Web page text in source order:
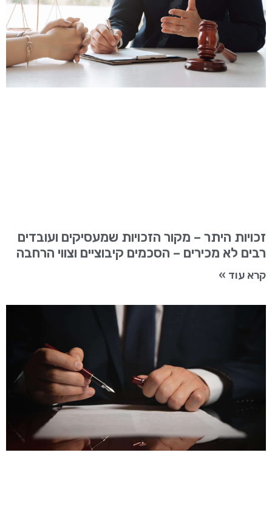
זכויות היתר – מקור הזכויות שמעסיקים ועובדים
רבים לא מכירים – הסכמים קיבוציים וצווי הרחבה
קרא עוד »